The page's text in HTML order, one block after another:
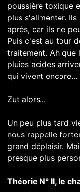
poussière toxique
plus s'alimenter.
après, car ils ne
Puis c'est au tour
traitement. Ah que
pluies acides
qui vivent encore...
Zut alors...
Un peu plus tard
nous rappelle
grand déplaisir.
presque plus
Théorie N° II, le